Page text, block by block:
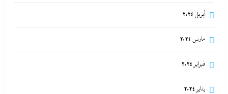
أبريل 2024
مارس 2024
فبراير 2024
يناير 2024